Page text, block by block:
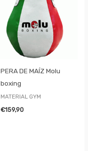
PERA DE MAÍZ Molu
boxing
MATERIAL GYM
€159,90